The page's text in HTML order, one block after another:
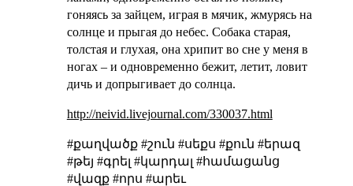
гоняясь за зайцем, играя в мячик, жмурясь на
солнце и прыгая до небес. Собака старая,
толстая и глухая, она хрипит во сне у меня в
ногах – и одновременно бежит, летит, ловит
дичь и допрыгивает до солнца.
http://neivid.livejournal.com/330037.html
#քաղվածք #շուն #սեքս #քուն #երազ
#թեյ #գրել #կարդալ #համացանց
#վազք #որս #արեւ